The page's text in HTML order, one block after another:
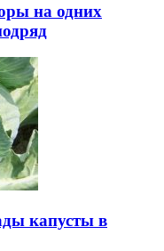
на одних
капусты в